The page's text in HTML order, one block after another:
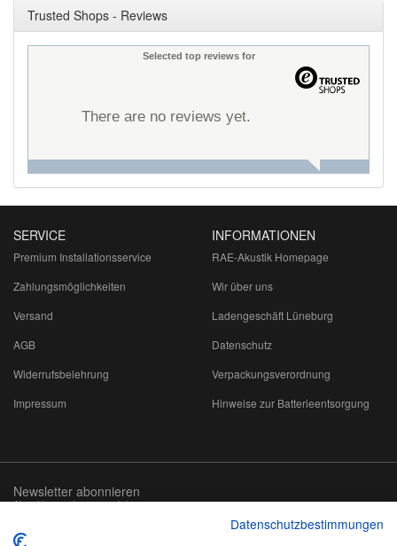
Trusted Shops - Reviews
Selected top reviews for
There are no reviews yet.
SERVICE
Premium Installationsservice
Zahlungsmöglichkeiten
Versand
AGB
Widerrufsbelehrung
Impressum
INFORMATIONEN
RAE-Akustik Homepage
Wir über uns
Ladengeschäft Lüneburg
Datenschutz
Verpackungsverordnung
Hinweise zur Batterieentsorgung
Newsletter abonnieren
Abmeldung jederzeit möglich
Adresse
abonnieren
Datenschutzbestimmungen